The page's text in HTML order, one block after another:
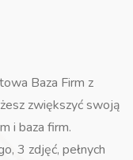
Baza Firm z
zwiększyć swoją
i baza firm.
3 zdjęć, pełnych